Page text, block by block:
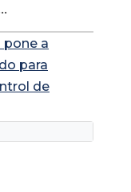
pone a
para
de